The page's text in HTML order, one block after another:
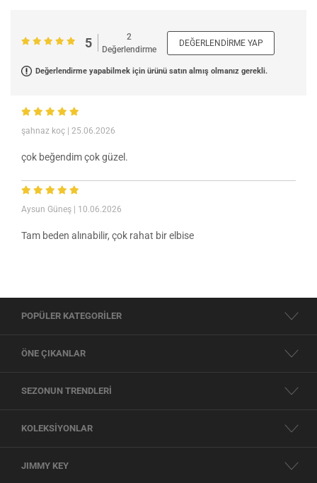
5
2
Değerlendirme
DEĞERLENDIRME YAP
Değerlendirme yapabilmek için ürünü satın almış olmanız gerekli.
şahnaz koç | 25.06.2026
çok beğendim çok güzel.
Aysun Güneş | 10.06.2026
Tam beden alınabilir, çok rahat bir elbise
POPÜLER KATEGORİLER
ÖNE ÇIKANLAR
SEZONUN TRENDLERİ
KOLEKSİYONLAR
JIMMY KEY